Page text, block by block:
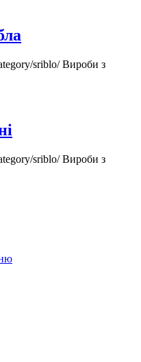
sriblo/Вироби з
sriblo/Вироби з